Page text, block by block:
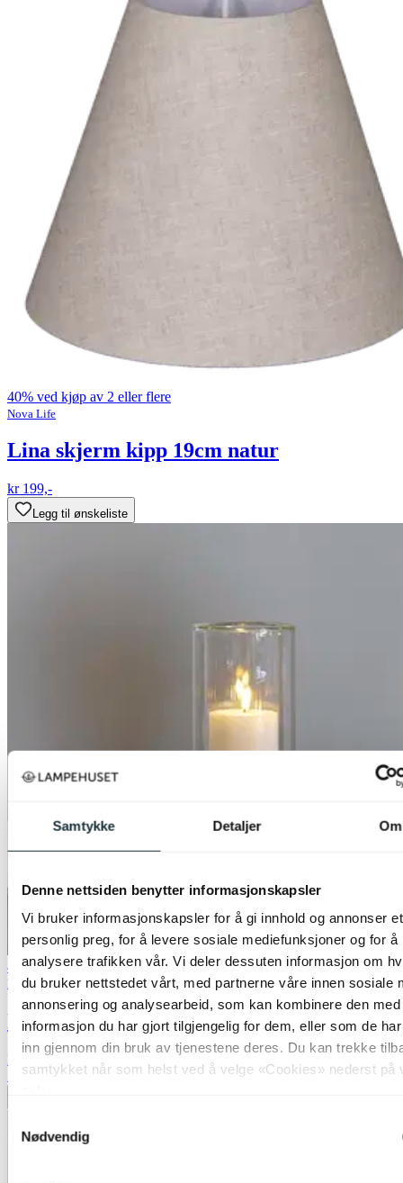
Samtykke Detaljer Om
Denne nettsiden benytter informasjonskapsler
Vi bruker informasjonskapsler for å gi innhold og annonser et
personlig preg, for å levere sosiale mediefunksjoner og for å
analysere trafikken vår. Vi deler dessuten informasjon om
du bruker nettstedet vårt, med partnerne våre innen sosiale
annonsering og analysearbeid, som kan kombinere den med
informasjon du har gjort tilgjengelig for dem, eller som de
inn gjennom din bruk av tjenestene deres. Du kan trekke
samtykket når som helst ved å velge «Cookies» nederst på
Nødvendig
40% ved kjøp av 2 eller flere
Nova Life
Lina skjerm kipp 19cm natur
kr 199,-
Legg til ønskeliste
40% ved kjøp av 2 eller flere
Nova Life
Nordens lykt Large 25,5cm klar
kr 249,-
70%